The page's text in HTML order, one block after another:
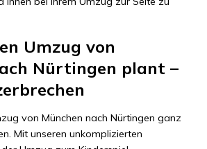
Umzug von
Nürtingen plant –
von München nach Nürtingen ganz
Mit unseren unkomplizierten